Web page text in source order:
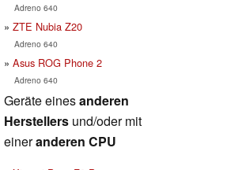
Adreno 640
ZTE Nubia Z20
Adreno 640
Asus ROG Phone 2
Adreno 640
Geräte einesanderen
Herstellers und/oder mit
eineranderen CPU